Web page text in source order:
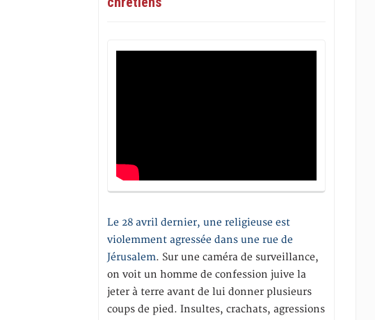
Le 28 avril dernier, une religieuse est
violemment agressée dans une rue de
Jérusalem. Sur une caméra de surveillance,
on voit un homme de confession juive la
jeter à terre avant de lui donner plusieurs
coups de pied. Insultes, crachats, agressions